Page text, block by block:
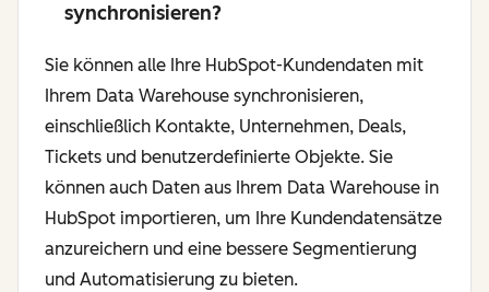
synchronisieren?
Sie können alle Ihre HubSpot-Kundendaten mit
Ihrem Data Warehouse synchronisieren,
einschließlich Kontakte, Unternehmen, Deals,
Tickets und benutzerdefinierte Objekte. Sie
können auch Daten aus Ihrem Data Warehouse in
HubSpot importieren, um Ihre Kundendatensätze
anzureichern und eine bessere Segmentierung
und Automatisierung zu bieten.